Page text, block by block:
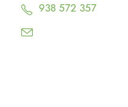
938 572 357